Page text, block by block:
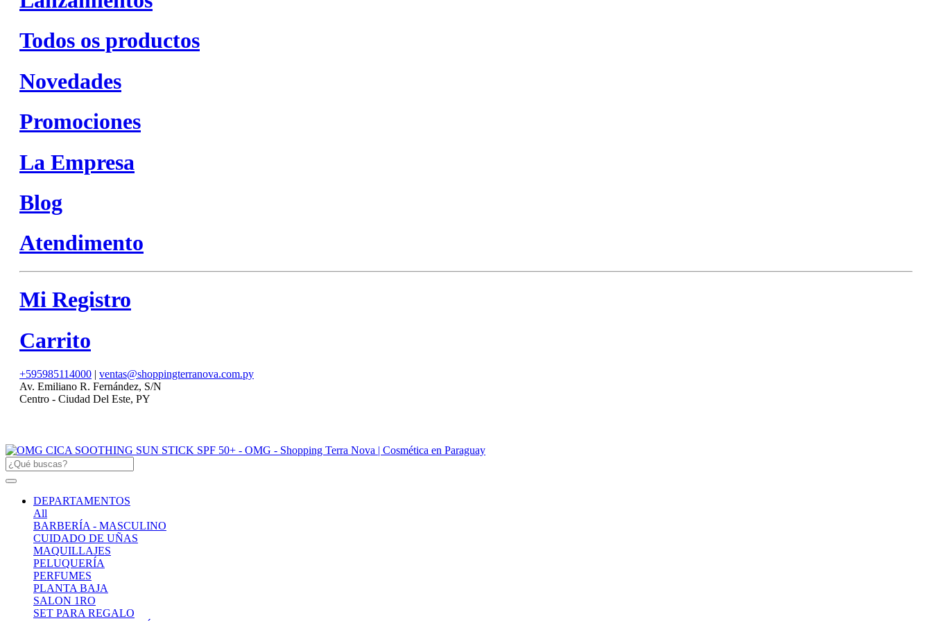
Todos os productos
Novedades
Promociones
La Empresa
Blog
Atendimento
Mi Registro
Carrito
+595985114000 | ventas@shoppingterranova.com.py
Av. Emiliano R. Fernández, S/N
Centro - Ciudad Del Este, PY
DEPARTAMENTOS
All
BARBERÍA - MASCULINO
CUIDADO DE UÑAS
MAQUILLAJES
PELUQUERÍA
PERFUMES
PLANTA BAJA
SALON 1RO
SET PARA REGALO